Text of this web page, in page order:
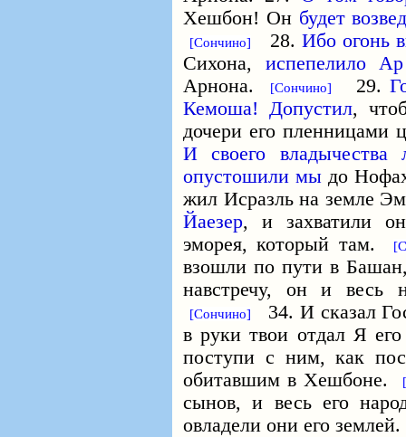
Хешбон! Он будет
[Сончино] 28. Ибо огонь
Сихона, испепелило
Арнона.
[Сончино] 29.
Кемоша! Допустил,
дочери его
И своего владычества
опустошили мы до
жил Исразль на земле
Йаезер, и захватили
эморея, который там.
взошли по пути в
навстречу, он и весь
[Сончино]
34. И сказал
в руки твои отдал Я
поступи с ним, как
обитавшим в Хешбоне.
сынов, и весь его
овладели они его землей.